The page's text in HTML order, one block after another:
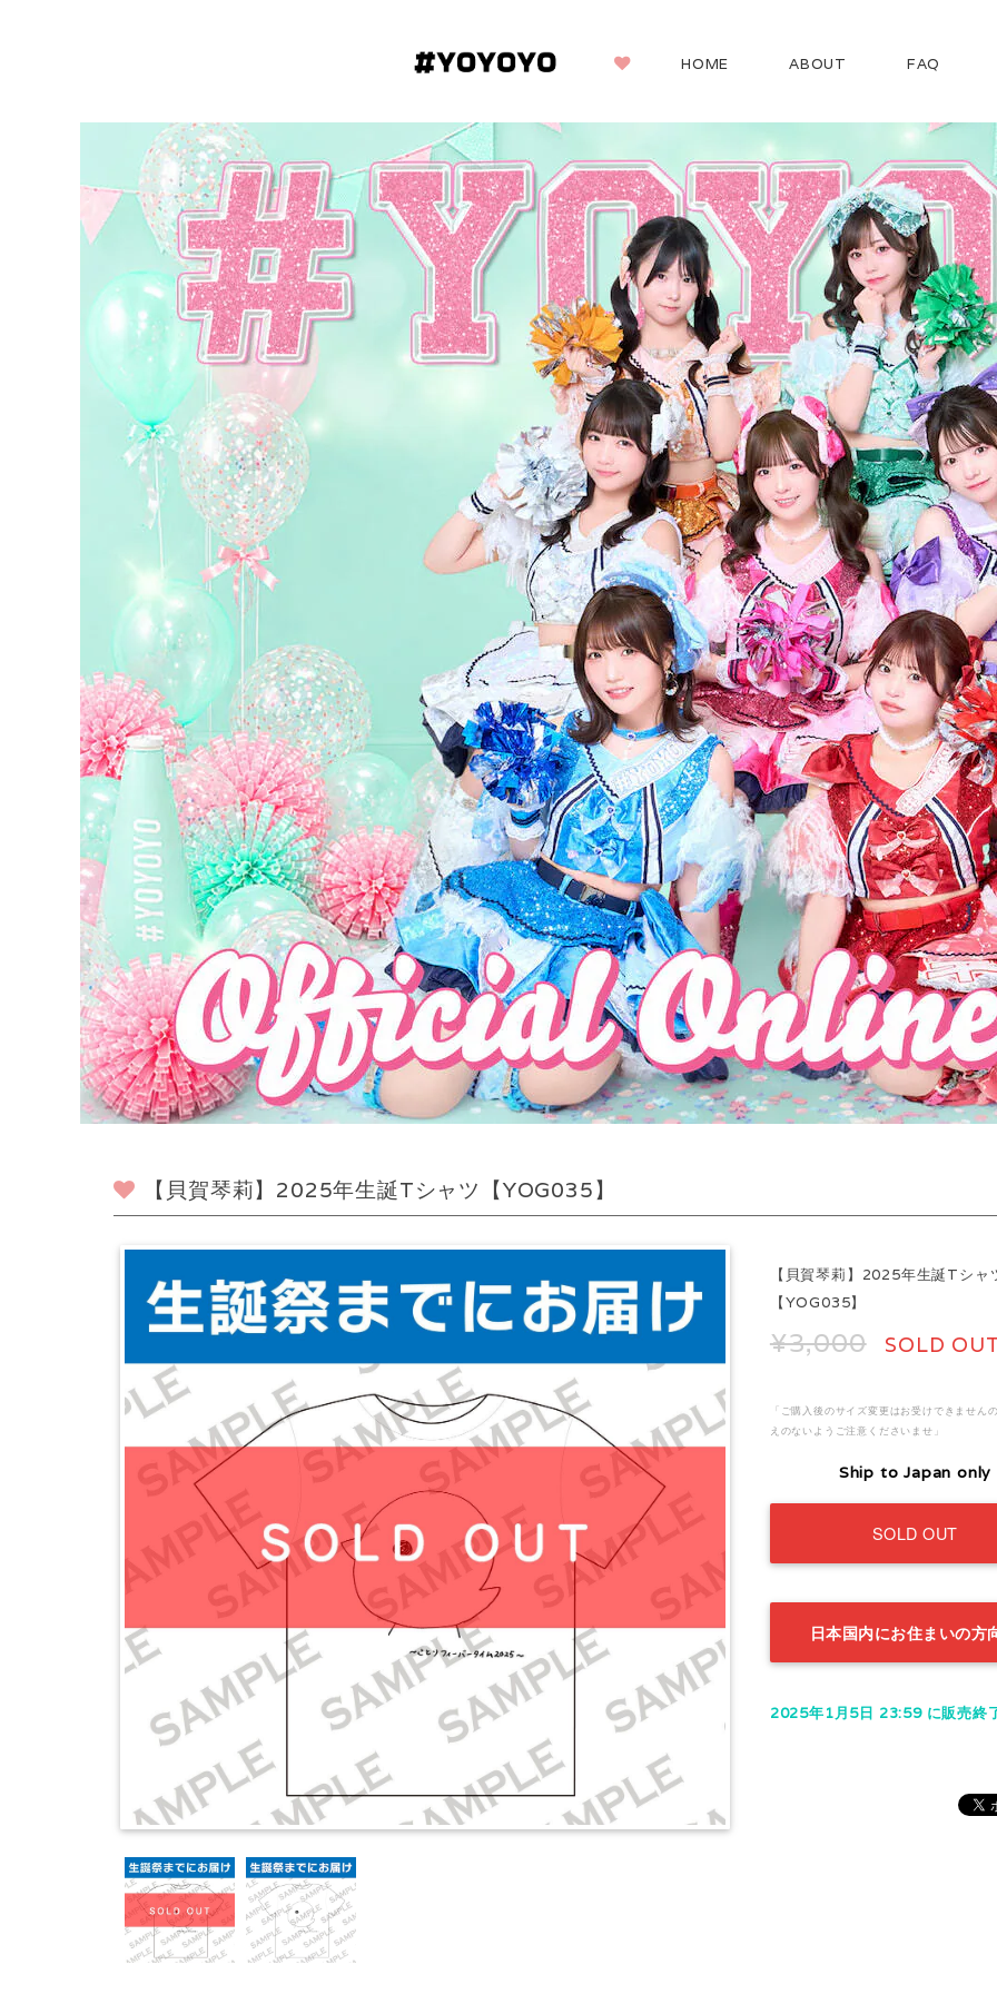
HOME ABOUT FAQ
【貝賀琴莉】2025年生誕Tシャツ【YOG035】
【貝賀琴莉】2025年生誕Tシャ
【YOG035】
¥3,000 SOLD
「ご購入後のサイズ変更はお受けできません
えのないようご注意くださいませ」
Ship to Japan only
SOLD OUT
日本国内にお住まいの方
2025年1月5日 23:59 に販売終